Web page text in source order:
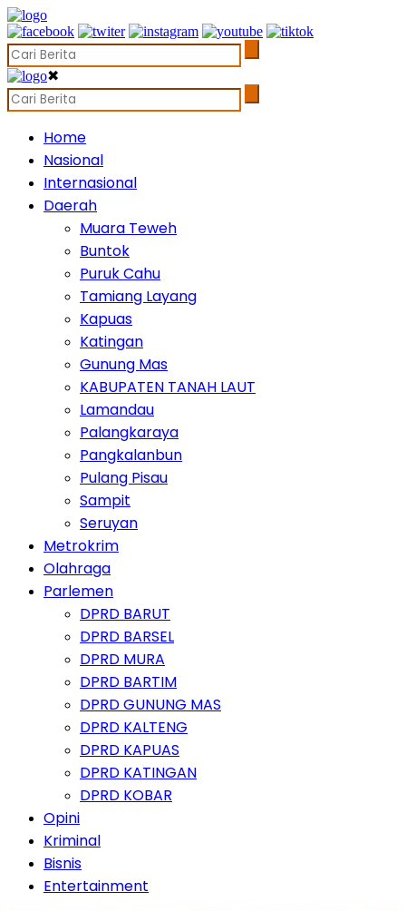
✖
Home
Nasional
Internasional
Daerah
Muara Teweh
Buntok
Puruk Cahu
Tamiang Layang
Kapuas
Katingan
Gunung Mas
KABUPATEN TANAH LAUT
Lamandau
Palangkaraya
Pangkalanbun
Pulang Pisau
Sampit
Seruyan
Metrokrim
Olahraga
Parlemen
DPRD BARUT
DPRD BARSEL
DPRD MURA
DPRD BARTIM
DPRD GUNUNG MAS
DPRD KALTENG
DPRD KAPUAS
DPRD KATINGAN
DPRD KOBAR
Opini
Kriminal
Bisnis
Entertainment